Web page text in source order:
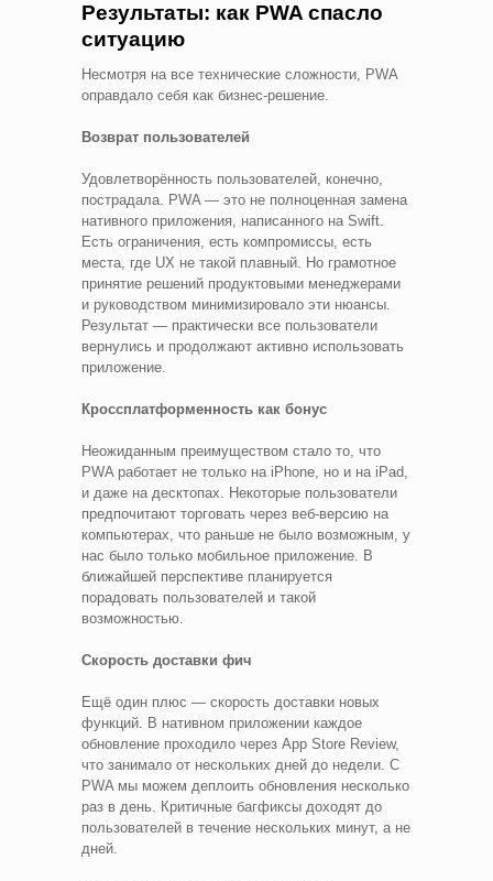
Результаты: как PWA спасло
ситуацию
Несмотря на все технические сложности, PWA
оправдало себя как бизнес-решение.
Возврат пользователей
Удовлетворённость пользователей, конечно,
пострадала. PWA — это не полноценная замена
нативного приложения, написанного на Swift.
Есть ограничения, есть компромиссы, есть
места, где UX не такой плавный. Но грамотное
принятие решений продуктовыми менеджерами
и руководством минимизировало эти нюансы.
Результат — практически все пользователи
вернулись и продолжают активно использовать
приложение.
Кроссплатформенность как бонус
Неожиданным преимуществом стало то, что
PWA работает не только на iPhone, но и на iPad,
и даже на десктопах. Некоторые пользователи
предпочитают торговать через веб-версию на
компьютерах, что раньше не было возможным, у
нас было только мобильное приложение. В
ближайшей перспективе планируется
порадовать пользователей и такой
возможностью.
Скорость доставки фич
Ещё один плюс — скорость доставки новых
функций. В нативном приложении каждое
обновление проходило через App Store Review,
что занимало от нескольких дней до недели. С
PWA мы можем деплоить обновления несколько
раз в день. Критичные багфиксы доходят до
пользователей в течение нескольких минут, а не
дней.